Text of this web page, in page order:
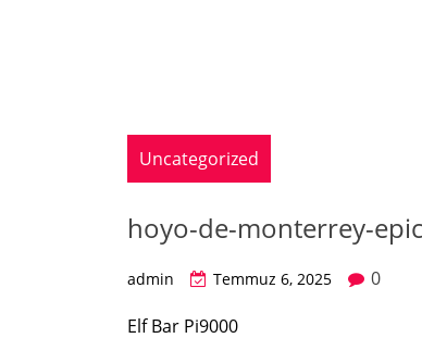
Uncategorized
hoyo-de-monterrey-
admin Temmuz 6, 2025
0
Elf Bar Pi9000